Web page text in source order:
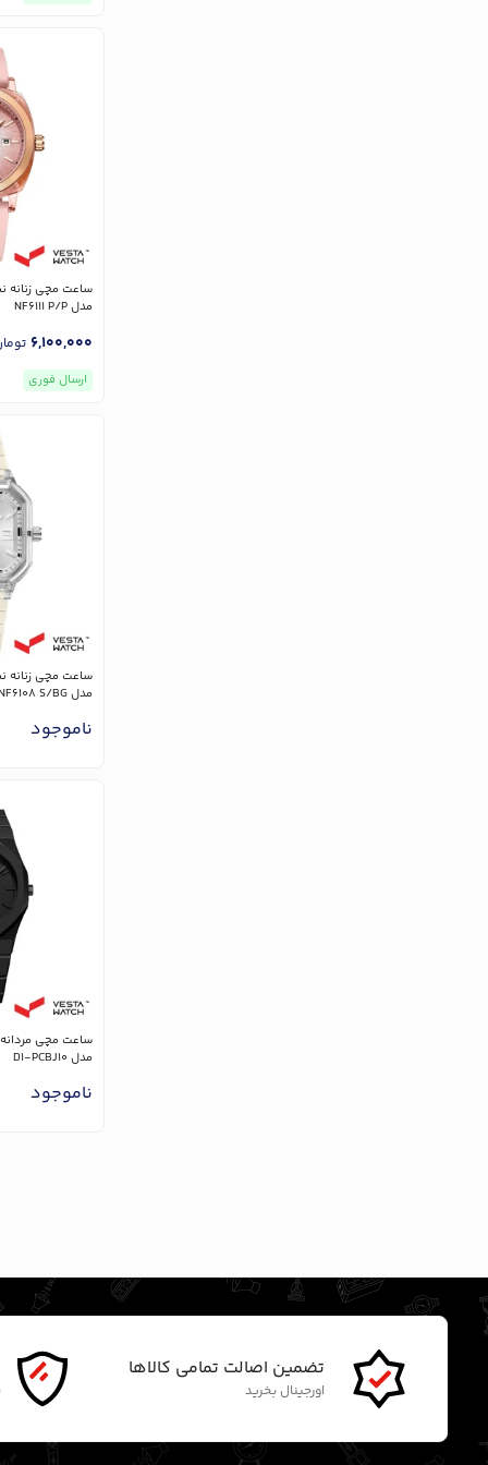
مدل NF6111 P/P
6,100,000
ارسال فوری
مدل NF6108 S/BG
ناموجود
مدل D1-PCBJ10
ناموجود
تضمین اصالت تمامی کالاها
اورجینال بخرید